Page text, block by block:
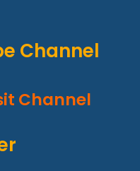
Channel
Channel